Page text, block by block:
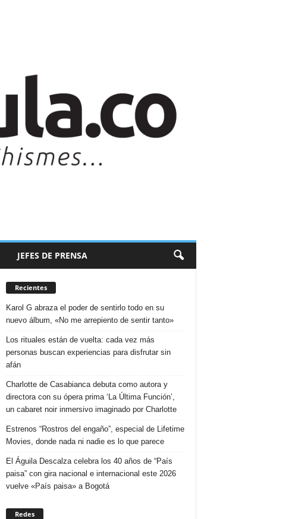
JEFES DE PRENSA
Recientes
Karol G abraza el poder de sentirlo todo en su
nuevo álbum, «No me arrepiento de sentir tanto»
Los rituales están de vuelta: cada vez más
personas buscan experiencias para disfrutar sin
afán
Charlotte de Casabianca debuta como autora y
directora con su ópera prima ‘La Última Función’,
un cabaret noir inmersivo imaginado por Charlotte
Estrenos “Rostros del engaño”, especial de Lifetime
Movies, donde nada ni nadie es lo que parece
El Águila Descalza celebra los 40 años de “País
paisa” con gira nacional e internacional este 2026
vuelve «País paisa» a Bogotá
Redes